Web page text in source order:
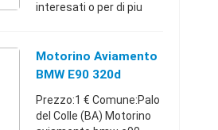
interesati o per di piu
Puglia32084690101 €
Motorino Aviamento
BMW E90 320d
Prezzo:1 € Comune:Palo
del Colle (BA) Motorino